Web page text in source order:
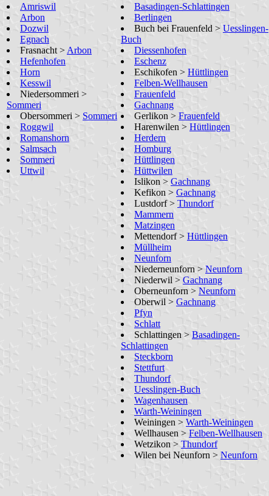
Amriswil
Arbon
Dozwil
Egnach
Frasnacht > Arbon
Hefenhofen
Horn
Kesswil
Niedersommeri >
Sommeri
Obersommeri > Sommeri
Roggwil
Romanshorn
Salmsach
Sommeri
Uttwil
Basadingen-Schlattingen
Berlingen
Buch bei Frauenfeld > Uesslingen-
Buch
Diessenhofen
Eschenz
Eschikofen > Hüttlingen
Felben-Wellhausen
Frauenfeld
Gachnang
Gerlikon > Frauenfeld
Harenwilen > Hüttlingen
Herdern
Homburg
Hüttlingen
Hüttwilen
Islikon > Gachnang
Kefikon > Gachnang
Lustdorf > Thundorf
Mammern
Matzingen
Mettendorf > Hüttlingen
Müllheim
Neunforn
Niederneunforn > Neunforn
Niederwil > Gachnang
Oberneunforn > Neunforn
Oberwil > Gachnang
Pfyn
Schlatt
Schlattingen > Basadingen-
Schlattingen
Steckborn
Stettfurt
Thundorf
Uesslingen-Buch
Wagenhausen
Warth-Weiningen
Weiningen > Warth-Weiningen
Wellhausen > Felben-Wellhausen
Wetzikon > Thundorf
Wilen bei Neunforn > Neunforn